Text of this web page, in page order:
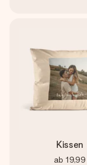
Kissen
ab 19,99